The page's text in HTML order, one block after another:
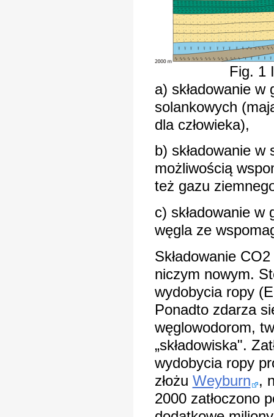
Fig. 1
a) składowanie w
solankowych
dla człowieka),
b) składowanie
możliwością
też gazu
c) składowanie w
węgla ze
Składowanie
niczym nowym.
wydobycia ropy
Ponadto zdarza
węglowodorom,
„składowiska".
wydobycia ropy
złożu Weyburn
,
2000 zatłoczono